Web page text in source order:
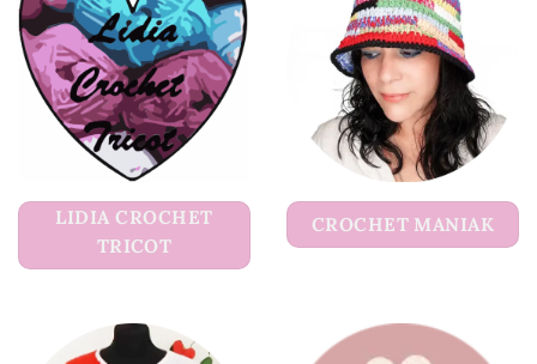
LIDIA CROCHET
TRICOT
CROCHET MANIAK